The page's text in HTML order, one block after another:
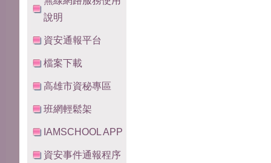
說明
資安通報平台
檔案下載
高雄市資秘專區
班網輕鬆架
IAMSCHOOL APP
資安事件通報程序